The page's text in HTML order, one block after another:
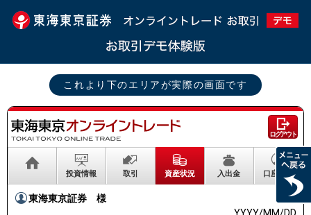
これより下のエリアが実際の画面です
ログアウト
投資情報 取引 資産状況 入出金 口座情報
東海東京証券
様